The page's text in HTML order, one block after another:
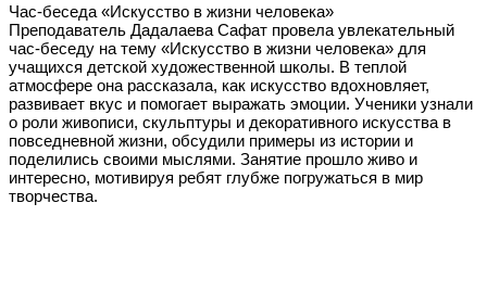
Час-беседа «Искусство в жизни человека»
Преподаватель Дадалаева Сафат провела увлекательный
час-беседу на тему «Искусство в жизни человека» для
учащихся детской художественной школы. В теплой
атмосфере она рассказала, как искусство вдохновляет,
развивает вкус и помогает выражать эмоции. Ученики узнали
о роли живописи, скульптуры и декоративного искусства в
повседневной жизни, обсудили примеры из истории и
поделились своими мыслями. Занятие прошло живо и
интересно, мотивируя ребят глубже погружаться в мир
творчества.